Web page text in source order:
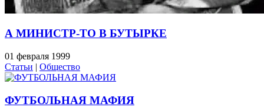
А МИНИСТР-ТО В БУТЫРКЕ
01 февраля 1999
Статьи | Общество
ФУТБОЛЬНАЯ МАФИЯ